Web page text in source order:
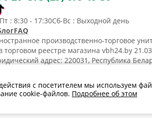
: 8:30 - 17:30Сб-Вс : Выходной день
FAQ
производственно-торговое
торговом реестре магазина vbh24.by
адрес: 220031, Республика
обработки cookies
Договор
купли-продажи
с посетителем мы используем
cookie-файлов. Подробнее об этом